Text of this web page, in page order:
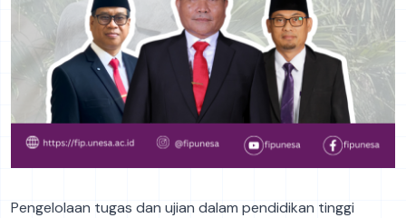
Pengelolaan tugas dan ujian dalam pendidikan tinggi